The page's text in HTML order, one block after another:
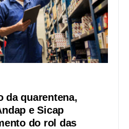
da quarentena,
e Sicap
do rol das